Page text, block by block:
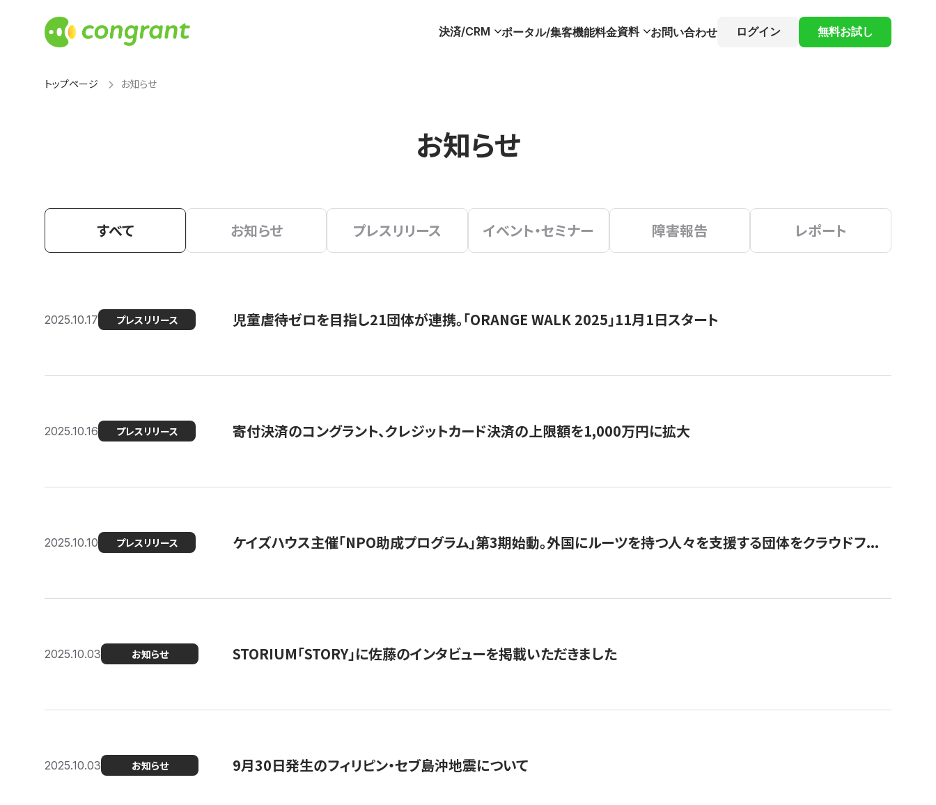
決済/CRM ポータル/集客機能料金資料 お問い合わせ ログイン 無料お試し
トップページ お知らせ
お知らせ
すべて お知らせ プレスリリース イベント・セミナー 障害報告 レポート
2025.10.17 プレスリリース 児童虐待ゼロを目指し21団体が連携。「ORANGE WALK 2025」11月1日スタート
2025.10.16 プレスリリース 寄付決済のコングラント、クレジットカード決済の上限額を1,000万円に拡大
2025.10.10 プレスリリース ケイズハウス主催「NPO助成プログラム」第3期始動。外国にルーツを持つ人々を支援する団体をクラウドフ...
2025.10.03 お知らせ STORIUM「STORY」に佐藤のインタビューを掲載いただきました
2025.10.03 お知らせ 9月30日発生のフィリピン・セブ島沖地震について